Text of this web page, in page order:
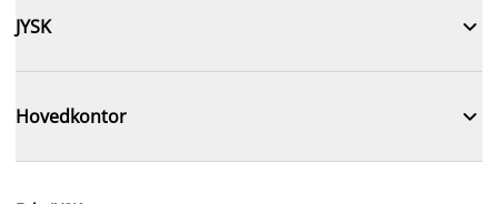
JYSK 
Hovedkontor 